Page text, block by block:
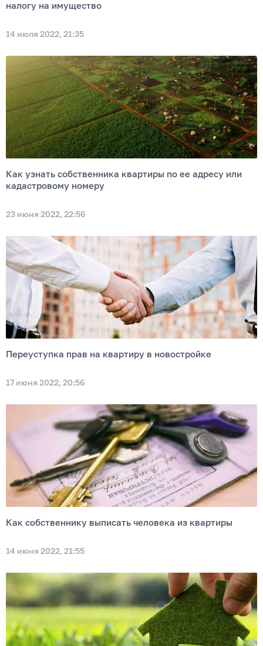
налогу на имущество
14 июля 2022, 21:35
Как узнать собственника квартиры по ее адресу или
кадастровому номеру
23 июня 2022, 22:56
Переуступка прав на квартиру в новостройке
17 июня 2022, 20:56
Как собственнику выписать человека из квартиры
14 июня 2022, 21:55